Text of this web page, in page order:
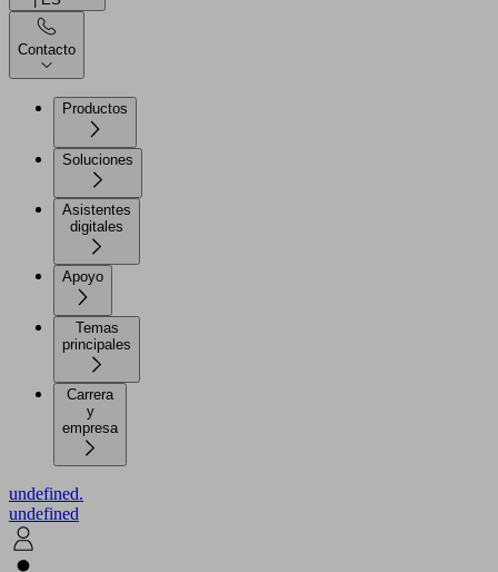
Contacto
Productos
Soluciones
Asistentes
Apoyo
Temas
principales
Carrera
y
empresa
undefined.
undefined